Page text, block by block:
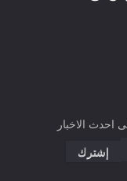
احدث الاخبار